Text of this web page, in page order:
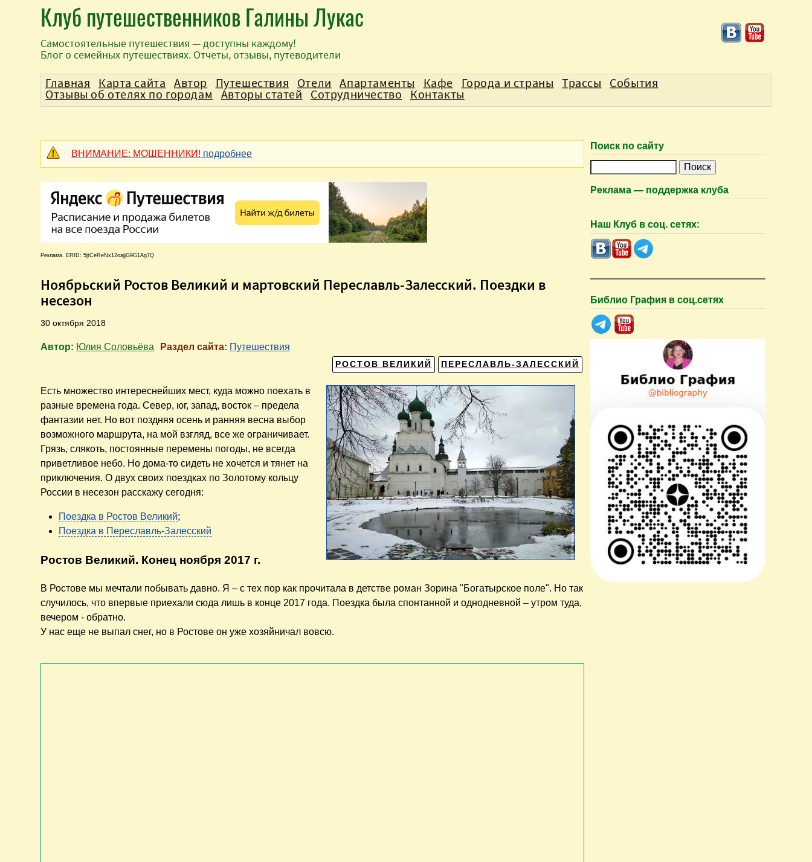
Клуб путешественников Галины Лукас
Самостоятельные путешествия — доступны каждому!
Блог о семейных путешествиях. Отчеты, отзывы, путеводители
ВНИМАНИЕ: МОШЕННИКИ! подробнее
Реклама. ERID: 5jtCeReNx12oajjG9G1Ag7Q
Ноябрьский Ростов Великий и мартовский Переславль-Залесский. Поездки в
несезон
30 октября 2018
Автор: Юлия Соловьёва Раздел сайта: Путешествия
ПЕРЕСЛАВЛЬ-ЗАЛЕССКИЙ
РОСТОВ ВЕЛИКИЙ
Есть множество интереснейших мест, куда можно поехать в
разные времена года. Север, юг, запад, восток – предела
фантазии нет. Но вот поздняя осень и ранняя весна выбор
возможного маршрута, на мой взгляд, все же ограничивает.
Грязь, слякоть, постоянные перемены погоды, не всегда
приветливое небо. Но дома-то сидеть не хочется и тянет на
приключения. О двух своих поездках по Золотому кольцу
России в несезон расскажу сегодня:
Поездка в Ростов Великий;
Поездка в Переславль-Залесский
Ростов Великий. Конец ноября 2017 г.
В Ростове мы мечтали побывать давно. Я – с тех пор как прочитала в детстве роман Зорина "Богатырское поле". Но так
случилось, что впервые приехали сюда лишь в конце 2017 года. Поездка была спонтанной и однодневной – утром туда,
вечером - обратно.
У нас еще не выпал снег, но в Ростове он уже хозяйничал вовсю.
Главная Карта сайта Автор Путешествия Отели Апартаменты Кафе Города и страны Трассы События
Отзывы об отелях по городам Авторы статей Сотрудничество Контакты
Поиск по сайту
и
к
Реклама — поддержка клуба
Наш Клуб в соц. сетях:
Библио Графия в соц.сетях